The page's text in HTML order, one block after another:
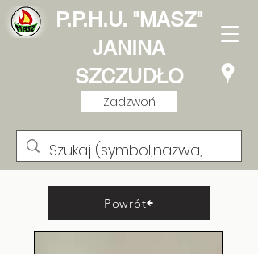
P.P.H.U. "MASZ"
JANINA
SZCZUDŁO
Zadzwoń
Powrót